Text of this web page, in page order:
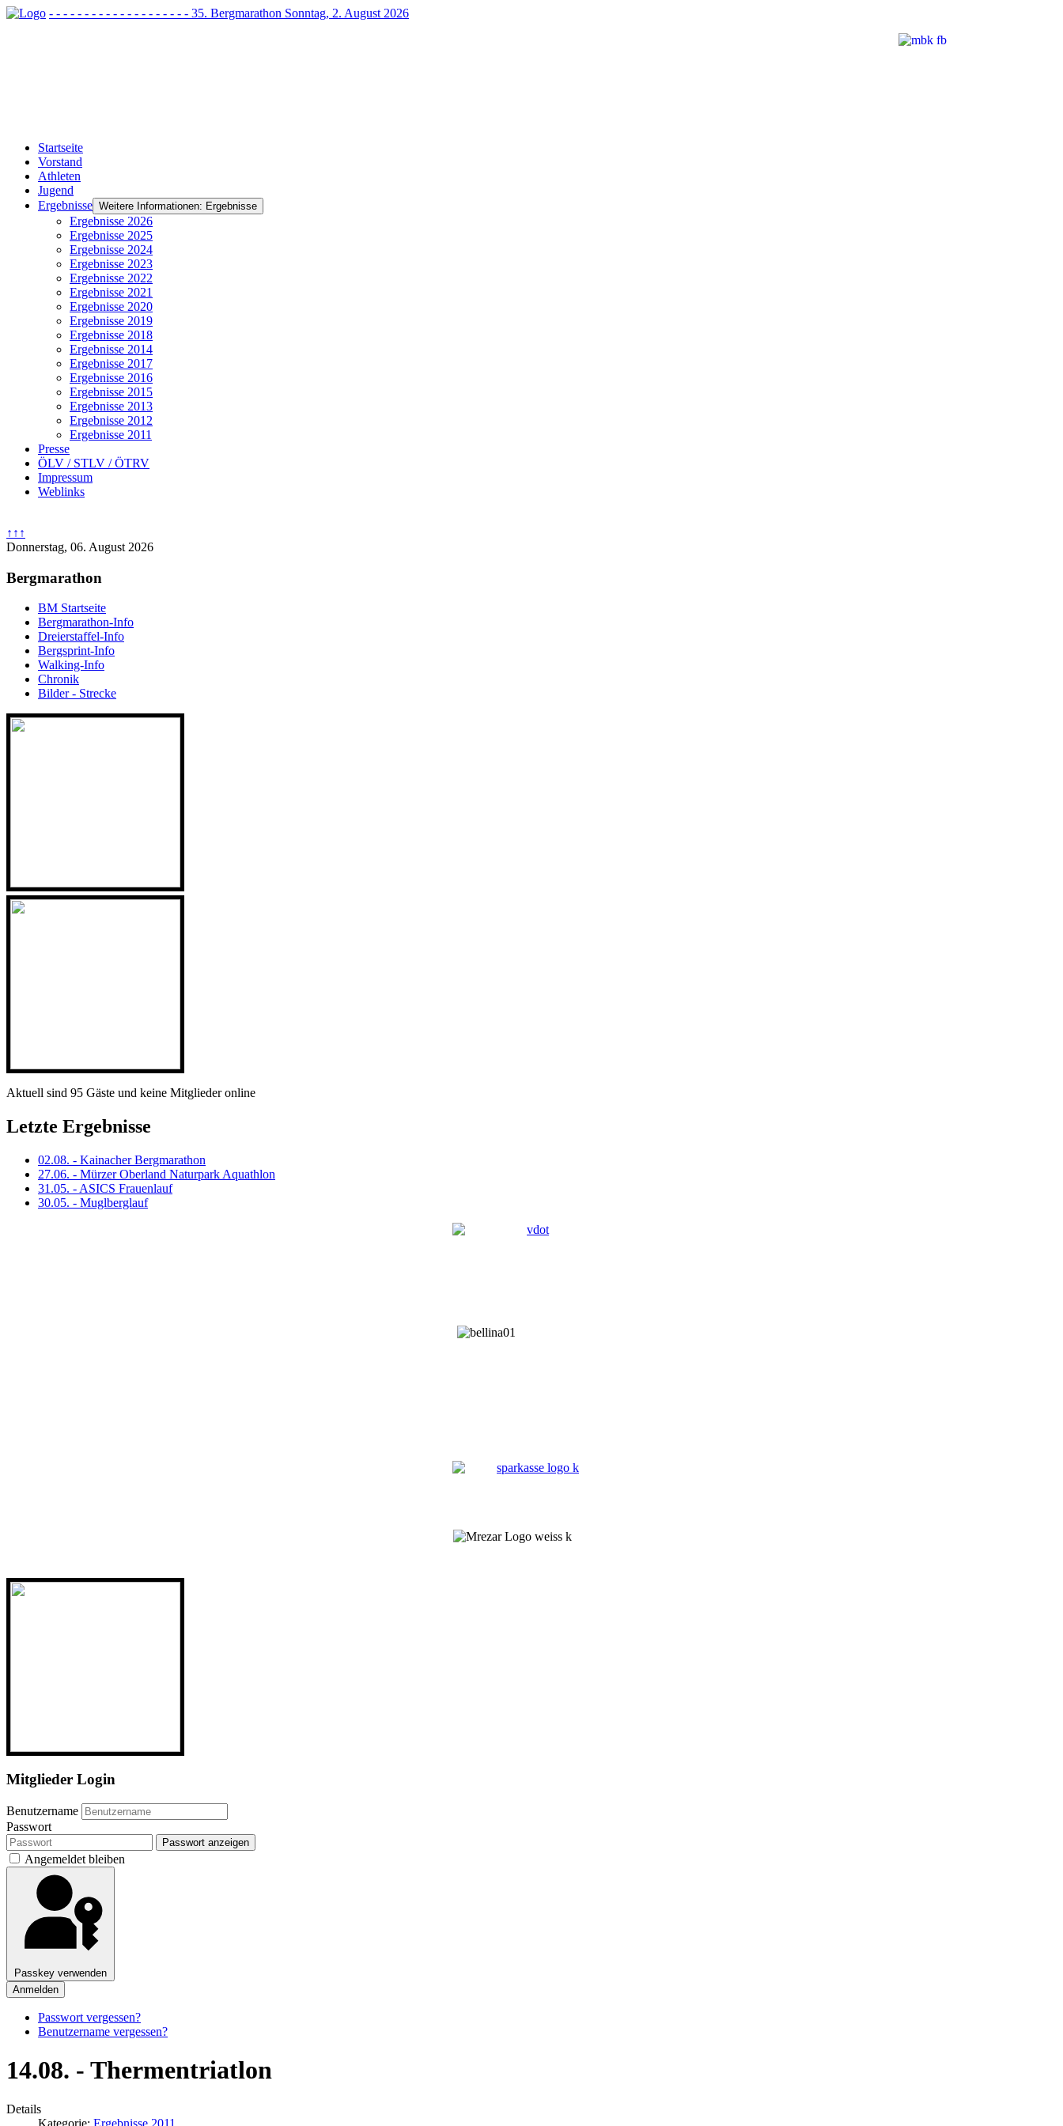
- - - - - - - - - - - - - - - - - - - - 35. Bergmarathon Sonntag, 2. August 2026
Startseite
Vorstand
Athleten
Jugend
Ergebnisse Weitere Informationen: Ergebnisse
Ergebnisse 2026
Ergebnisse 2025
Ergebnisse 2024
Ergebnisse 2023
Ergebnisse 2022
Ergebnisse 2021
Ergebnisse 2020
Ergebnisse 2019
Ergebnisse 2018
Ergebnisse 2014
Ergebnisse 2017
Ergebnisse 2016
Ergebnisse 2015
Ergebnisse 2013
Ergebnisse 2012
Ergebnisse 2011
Presse
ÖLV / STLV / ÖTRV
Impressum
Weblinks
↑↑↑
Donnerstag, 06. August 2026
Bergmarathon
BM Startseite
Bergmarathon-Info
Dreierstaffel-Info
Bergsprint-Info
Walking-Info
Chronik
Bilder - Strecke
Aktuell sind 95 Gäste und keine Mitglieder online
Letzte Ergebnisse
02.08. - Kainacher Bergmarathon
27.06. - Mürzer Oberland Naturpark Aquathlon
31.05. - ASICS Frauenlauf
30.05. - Muglberglauf
Mitglieder Login
Benutzername
Passwort
Passwort anzeigen
Angemeldet bleiben
Passkey verwenden
Anmelden
Passwort vergessen?
Benutzername vergessen?
14.08. - Thermentriatlon
Details
Kategorie: Ergebnisse 2011